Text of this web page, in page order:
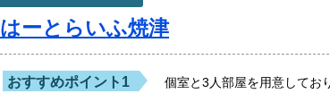
はーとらいふ焼津
おすすめポイント1 個室と3人部屋を用意してお